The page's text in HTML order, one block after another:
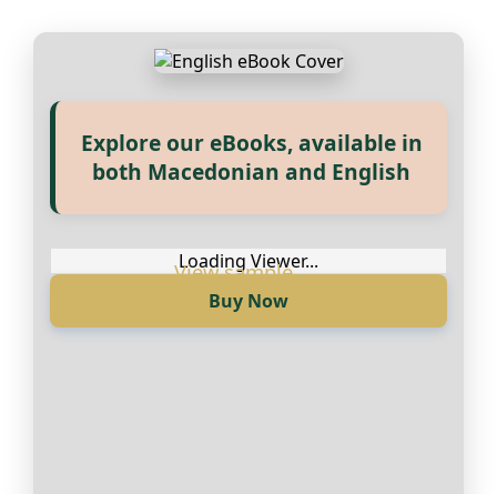
Прегледај ги нашите е‑книги,
Loading Viewer...
Explore our eBooks, available in
both Macedonian and English
Loading Viewer...
Buy Now